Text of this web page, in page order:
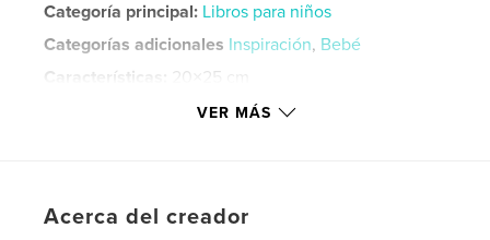
Categoría principal: Libros para niños
Categorías adicionales Inspiración, Bebé
Características:
20×25 cm
black hair , magic ,
VER MÁS
Acerca del creador